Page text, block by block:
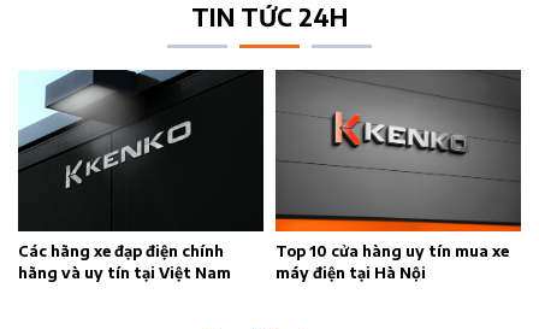
TIN TỨC 24H
Các hãng xe đạp điện chính
hãng và uy tín tại Việt Nam
Top 10 cửa hàng uy tín mua xe
máy điện tại Hà Nội